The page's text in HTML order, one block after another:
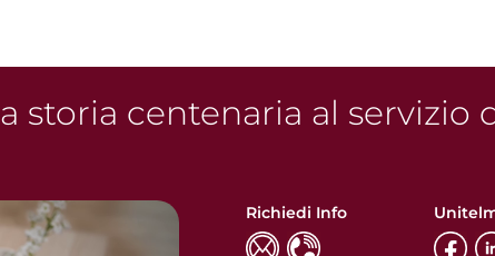
storia centenaria al servizio
Richiedi Info